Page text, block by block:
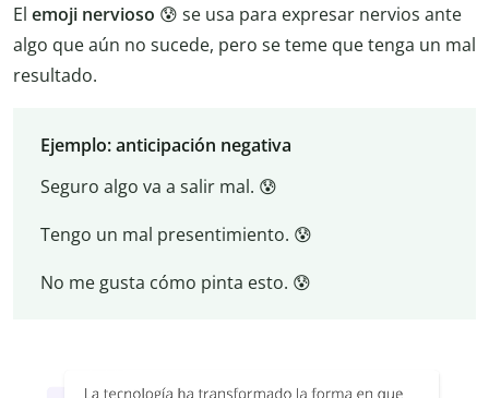
El emoji nervioso 😰 se usa para expresar nervios ante
algo que aún no sucede, pero se teme que tenga un mal
resultado.
Ejemplo: anticipación negativa
Seguro algo va a salir mal. 😰
Tengo un mal presentimiento. 😰
No me gusta cómo pinta esto. 😰